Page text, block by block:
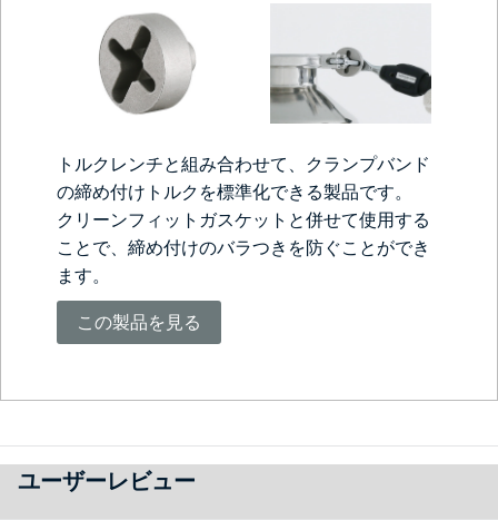
トルクレンチと組み合わせて、クランプバンド
の締め付けトルクを標準化できる製品です。
クリーンフィットガスケットと併せて使用する
ことで、締め付けのバラつきを防ぐことができ
ます。
この製品を見る
ユーザーレビュー